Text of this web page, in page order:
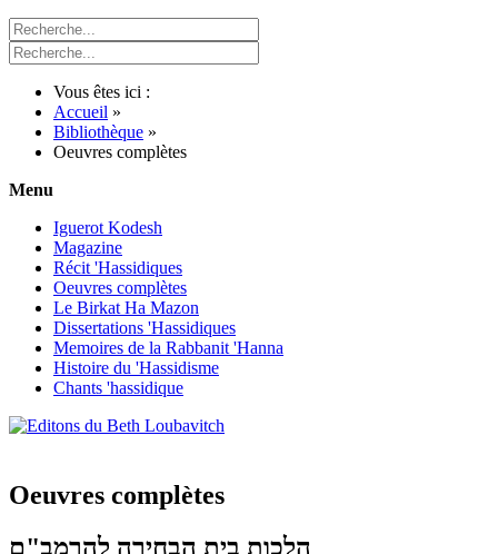
Vous êtes ici :
Accueil »
Bibliothèque »
Oeuvres complètes
Menu
Iguerot Kodesh
Magazine
Récit 'Hassidiques
Oeuvres complètes
Le Birkat Ha Mazon
Dissertations 'Hassidiques
Memoires de la Rabbanit 'Hanna
Histoire du 'Hassidisme
Chants 'hassidique
Oeuvres complètes
הלכות בית הבחירה להרמב"ם